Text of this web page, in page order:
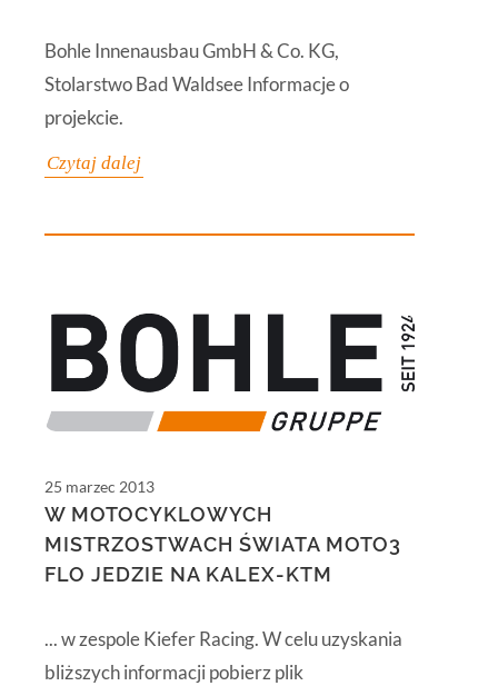
Bohle Innenausbau GmbH & Co. KG,
Stolarstwo Bad Waldsee Informacje o
projekcie.
Czytaj dalej
25 marzec 2013
W MOTOCYKLOWYCH
MISTRZOSTWACH ŚWIATA MOTO3
FLO JEDZIE NA KALEX-KTM
... w zespole Kiefer Racing. W celu uzyskania
bliższych informacji pobierz plik